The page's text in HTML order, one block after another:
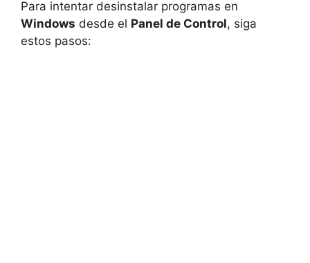
Para intentar desinstalar programas en
Windows desde el Panel de Control, siga
estos pasos: